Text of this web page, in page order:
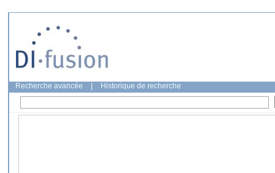
Recherche avancée Historique de recherche